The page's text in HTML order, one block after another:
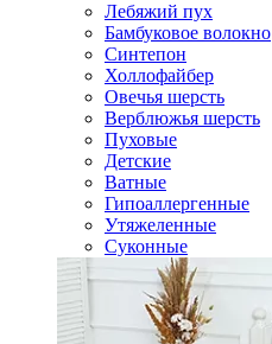
Лебяжий пух
Бамбуковое волокно
Синтепон
Холлофайбер
Овечья шерсть
Верблюжья шерсть
Пуховые
Детские
Ватные
Гипоаллергенные
Утяжеленные
Суконные